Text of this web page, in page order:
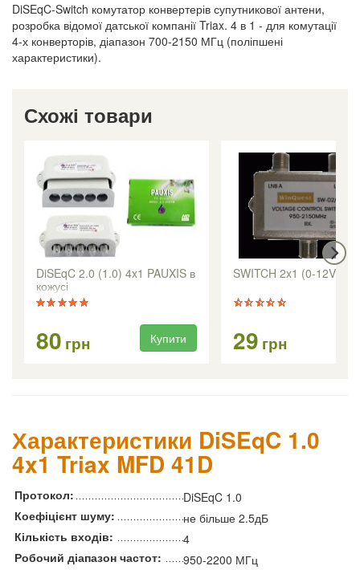
DiSEqC-Switch комутатор конвертерів супутникової антени,
розробка відомої датської компанії Triax. 4 в 1 - для комутації
4-х конверторів, діапазон 700-2150 МГц (поліпшені
характеристики).
Схожі товари
DiSEqC 2.0 (1.0) 4x1 PAUXIS в
кожусі
80 грн Купити
SWITCH 2x1 (0-12V)
29 грн
Характеристики DiSEqC 1.0
4x1 Triax MFD 41D
Протокол:
DiSEqC 1.0
Коефіцієнт шуму:
не більше 2.5дБ
Кількість входів:
4
Робочий діапазон частот:
950-2200 МГц